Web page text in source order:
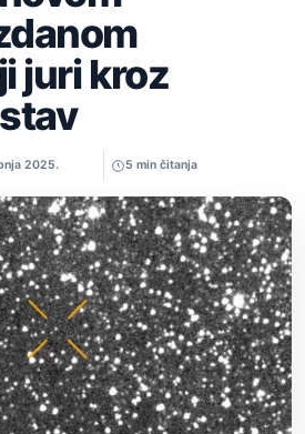
juri kroz
2025. 5 min čitanja